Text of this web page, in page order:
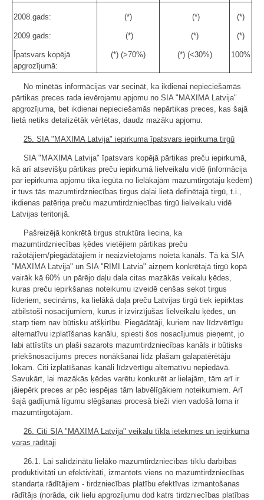
2008.gads:
2009.gads:
Īpatsvars kopējā
apgrozījumā:
(*)
(*)
(*) (>70%)
(*)
(*)
(*) (<30%)
(*)
(*)
100%
No minētās informācijas var secināt, ka ikdienai nepieciešamās
pārtikas preces rada ievērojamu apjomu no SIA "MAXIMA Latvija"
apgrozījuma, bet ikdienai nepieciešamās nepārtikas preces, kas šajā
lietā netiks detalizētāk vērtētas, daudz mazāku apjomu.
25. SIA "MAXIMA Latvija" iepirkuma īpatsvars iepirkuma tirgū
SIA "MAXIMA Latvija" īpatsvars kopējā pārtikas preču iepirkumā,
kā arī atsevišķu pārtikas preču iepirkumā lielveikalu vidē (informācija
par iepirkuma apjomu tika iegūta no lielākajām mazumtirgotāju ķēdēm)
ir tuvs tās mazumtirdzniecības tirgus daļai lietā definētajā tirgū, t.i.,
ikdienas patēriņa preču mazumtirdzniecības tirgū lielveikalu vidē
Latvijas teritorijā.
Pašreizējā konkrētā tirgus struktūra liecina, ka
mazumtirdzniecības ķēdes vietējiem pārtikas preču
ražotājiem/piegādātājiem ir neaizvietojams noieta kanāls. Tā kā SIA
"MAXIMA Latvija" un SIA "RIMI Latvia" aizņem konkrētajā tirgū kopā
vairāk kā 60% un pārējo daļu dala citas mazākās veikalu ķēdes,
kuras preču iepirkšanas noteikumu izveidē cenšas sekot tirgus
līderiem, secināms, ka lielākā daļa preču Latvijas tirgū tiek iepirktas
atbilstoši nosacījumiem, kurus ir izvirzījušas lielveikalu ķēdes, un
starp tiem nav būtisku atšķirību. Piegādātāji, kuriem nav līdzvērtīgu
alternatīvu izplatīšanas kanālu, spiesti šos nosacījumus pieņemt, jo
labi attīstīts un plaši sazarots mazumtirdzniecības kanāls ir būtisks
priekšnosacījums preces nonākšanai līdz plašam galapatērētāju
lokam. Citi izplatīšanas kanāli līdzvērtīgu alternatīvu nepiedāvā.
Savukārt, lai mazākās ķēdes varētu konkurēt ar lielajām, tām arī ir
jāiepērk preces ar pēc iespējas tām labvēlīgākiem noteikumiem. Arī
šajā gadījumā līgumu slēgšanas procesā bieži vien vadošā loma ir
mazumtirgotājam.
26. Citi SIA "MAXIMA Latvija" veikalu tīkla ietekmes un iepirkuma
varas rādītāji
26.1. Lai salīdzinātu lielāko mazumtirdzniecības tīklu darbības
produktivitāti un efektivitāti, izmantots viens no mazumtirdzniecības
standarta rādītājiem - tirdzniecības platību efektīvas izmantošanas
rādītājs (norāda, cik lielu apgrozījumu dod katrs tirdzniecības platības